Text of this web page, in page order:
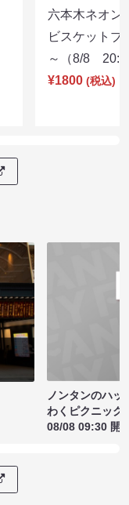
六本木ネオン
ビスケットブ
～（8/8
¥1800 (税込)
ノンタンのハッ
わくピクニック
08/08 09:30 開